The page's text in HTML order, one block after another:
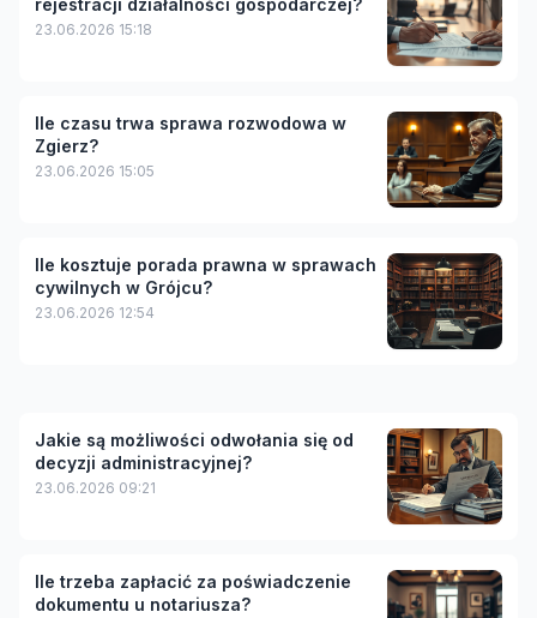
23.06.2026 15:18
Ile czasu trwa sprawa rozwodowa w
Zgierz?
23.06.2026 15:05
Ile kosztuje porada prawna w sprawach
cywilnych w Grójcu?
23.06.2026 12:54
Jakie są możliwości odwołania się od
decyzji administracyjnej?
23.06.2026 09:21
Ile trzeba zapłacić za poświadczenie
dokumentu u notariusza?